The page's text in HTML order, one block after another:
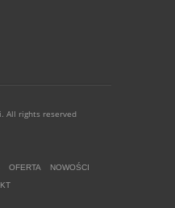
All rights reserved
OFERTA
NOWOŚCI